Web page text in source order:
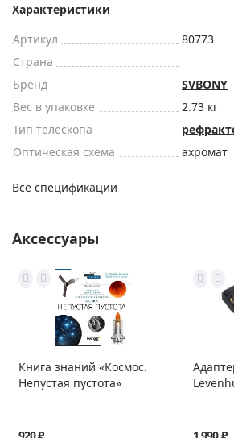
Характеристики
Артикул
80773
Страна
Бренд
SVBONY
Вес в упаковке
2.73 кг
Тип телескопа
Оптическая схема
ахромат
Все спецификации
Аксессуары
Книга знаний «Космос.
Непустая пустота»